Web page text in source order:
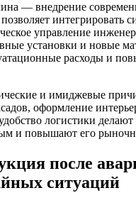
— внедрение
интегрировать
управление
установки и новые
расходы и
и имиджевые
оформление
логистики делают
и повышают его
после
ситуаций